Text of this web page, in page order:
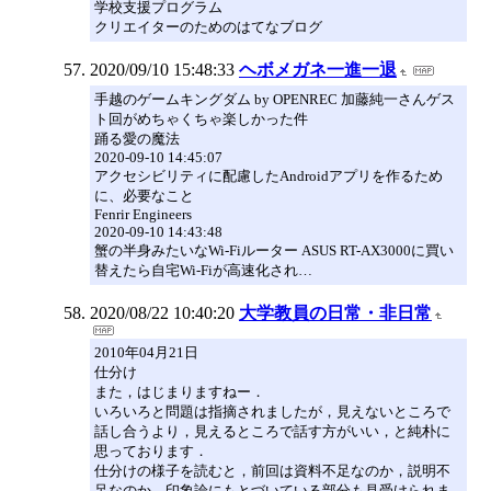
学校支援プログラム
クリエイターのためのはてなブログ
2020/09/10 15:48:33 ヘボメガネ一進一退
手越のゲームキングダム by OPENREC 加藤純一さんゲス
ト回がめちゃくちゃ楽しかった件
踊る愛の魔法
2020-09-10 14:45:07
アクセシビリティに配慮したAndroidアプリを作るため
に、必要なこと
Fenrir Engineers
2020-09-10 14:43:48
蟹の半身みたいなWi-Fiルーター ASUS RT-AX3000に買い
替えたら自宅Wi-Fiが高速化され…
2020/08/22 10:40:20 大学教員の日常・非日常
2010年04月21日
仕分け
また，はじまりますねー．
いろいろと問題は指摘されましたが，見えないところで
話し合うより，見えるところで話す方がいい，と純朴に
思っております．
仕分けの様子を読むと，前回は資料不足なのか，説明不